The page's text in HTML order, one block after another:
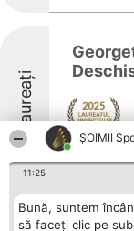
ȘOIMII
11:25
Bună, suntem
să faceți clic pe
Laureați
8.5